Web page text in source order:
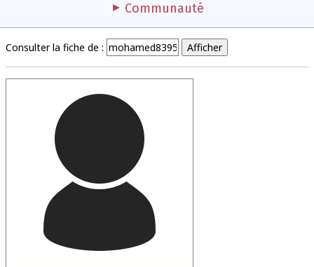
Communauté
Consulter la fiche de :